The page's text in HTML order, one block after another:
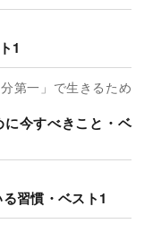
1
第一」で生きるため
に今すべきこと・ベ
習慣・ベスト1